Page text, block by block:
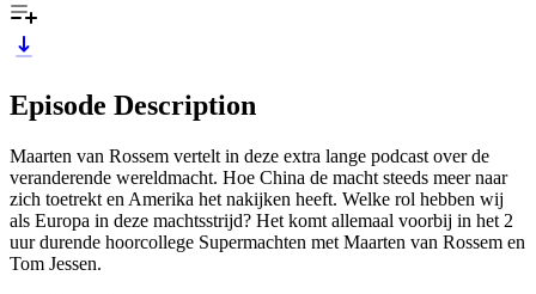
Episode Description
Maarten van Rossem vertelt in deze extra lange podcast over de
veranderende wereldmacht. Hoe China de macht steeds meer naar
zich toetrekt en Amerika het nakijken heeft. Welke rol hebben wij
als Europa in deze machtsstrijd? Het komt allemaal voorbij in het 2
uur durende hoorcollege Supermachten met Maarten van Rossem en
Tom Jessen.